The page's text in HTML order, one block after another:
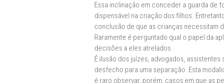
Essa inclinação em conceder a guarda de
dispensável na criação dos filhos.
conclusão de que as crianças necessitam
Raramente é perguntado qual o papel da
decisões a eles atrelados.
É ilusão dos juízes, advogados,
desfecho para uma separação. Esta
é raro observar, porém, casos em que as